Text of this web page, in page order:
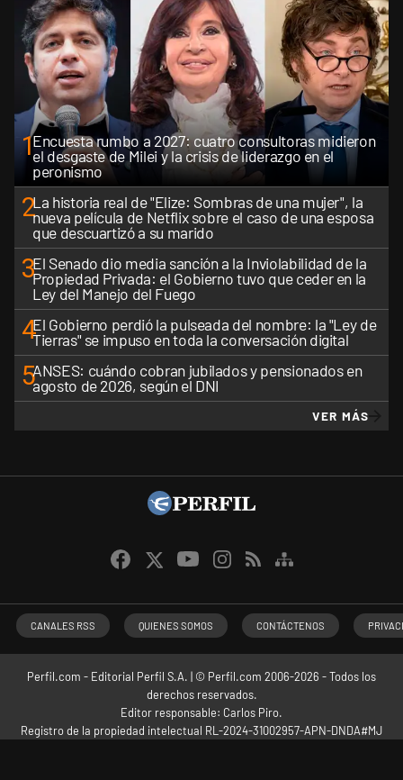
1Encuesta rumbo a 2027: cuatro consultoras midieron
el desgaste de Milei y la crisis de liderazgo en el
peronismo
2La historia real de "Elize: Sombras de una mujer", la
nueva película de Netflix sobre el caso de una esposa
que descuartizó a su marido
3El Senado dio media sanción a la Inviolabilidad de la
Propiedad Privada: el Gobierno tuvo que ceder en la
Ley del Manejo del Fuego
4El Gobierno perdió la pulseada del nombre: la "Ley de
Tierras" se impuso en toda la conversación digital
5ANSES: cuándo cobran jubilados y pensionados en
agosto de 2026, según el DNI
VER MÁS
CANALES RSS QUIENES SOMOS CONTÁCTENOS
Perfil.com - Editorial Perfil S.A. | © Perfil.com 2006-2026 - Todos los
derechos reservados.
Editor responsable: Carlos Piro.
Registro de la propiedad intelectual RL-2024-31002957-APN-DNDA#MJ